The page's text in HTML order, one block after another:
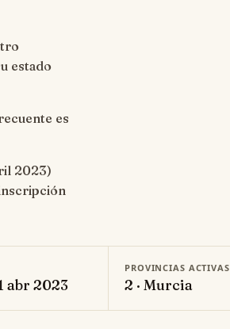
estado
es
2023)
abr 2023
PROVINCIAS ACTIVAS
2 · Murcia